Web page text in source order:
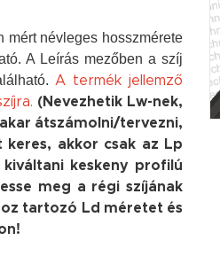
mért névleges hosszmérete
A Leírás mezőben a szíj
A termék jellemző
(Nevezhetik Lw-nek,
átszámolni/tervezni,
akkor csak az Lp
keskeny profilú
meg a régi szíjának
tartozó Ld méretet és